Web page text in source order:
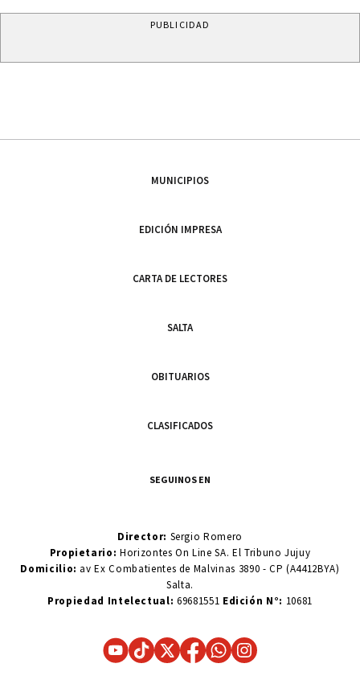
PUBLICIDAD
MUNICIPIOS
EDICIÓN IMPRESA
CARTA DE LECTORES
SALTA
OBITUARIOS
CLASIFICADOS
SEGUINOS EN
Director: Sergio Romero
Propietario:Horizontes On Line SA. El Tribuno Jujuy
Domicilio: av Ex Combatientes de Malvinas 3890 - CP (A4412BYA)
Salta.
Propiedad Intelectual: 69681551 Edición N°: 10681